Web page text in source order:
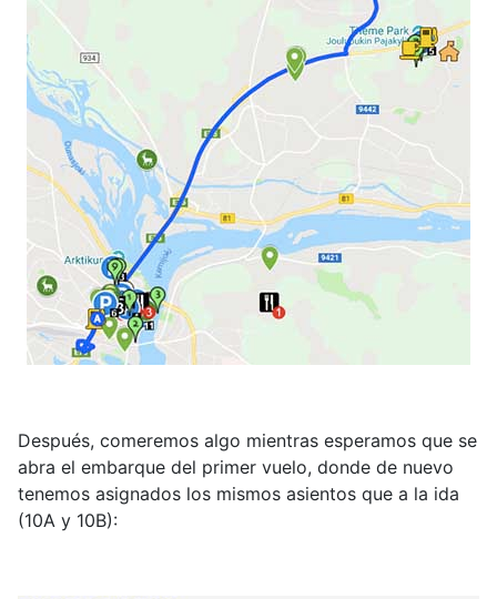
Después, comeremos algo mientras esperamos que se
abra el embarque del primer vuelo, donde de nuevo
tenemos asignados los mismos asientos que a la ida
(10A y 10B):